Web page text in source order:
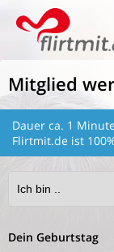
Mitglied
Dauer ca. 1
Flirtmit.de ist
Dein Geburtstag